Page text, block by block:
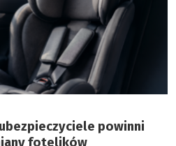
powinni
fotelików